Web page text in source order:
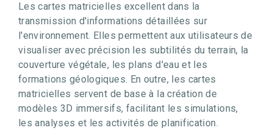
Les cartes matricielles excellent dans la
transmission d'informations détaillées sur
l'environnement. Elles permettent aux utilisateurs de
visualiser avec précision les subtilités du terrain, la
couverture végétale, les plans d'eau et les
formations géologiques. En outre, les cartes
matricielles servent de base à la création de
modèles 3D immersifs, facilitant les simulations,
les analyses et les activités de planification.